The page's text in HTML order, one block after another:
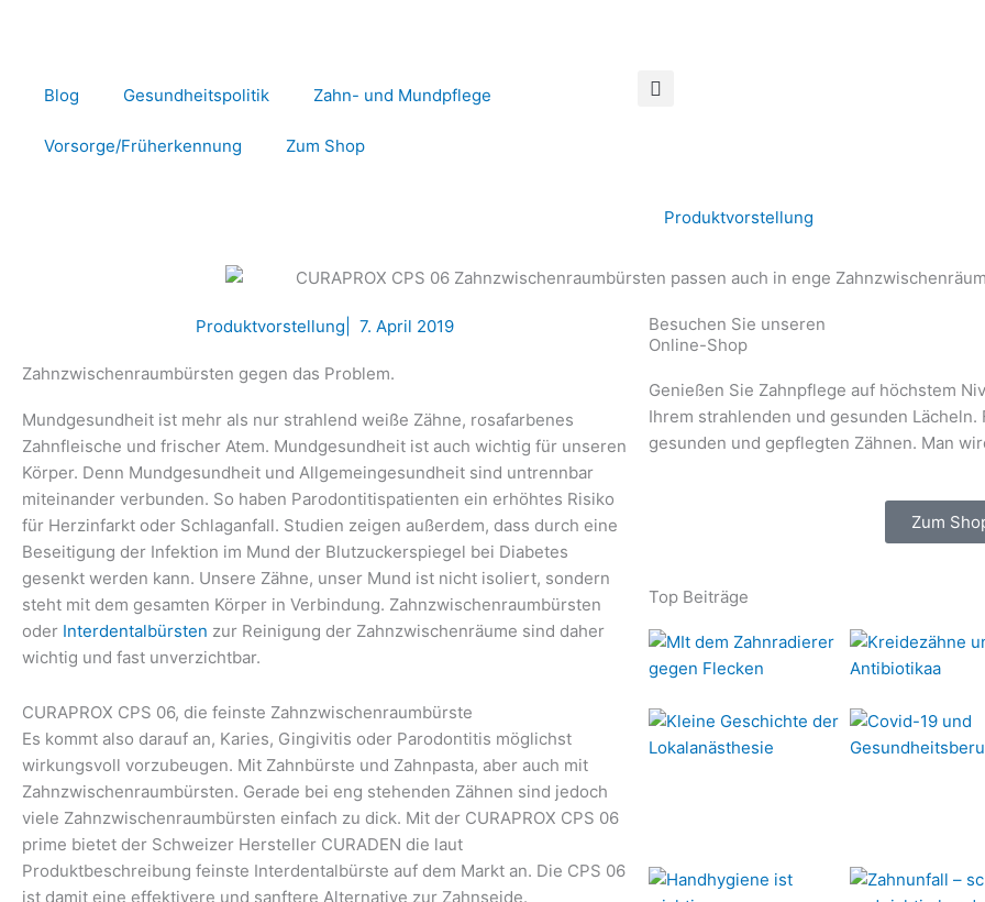
Blog
Gesundheitspolitik Zahn- und Mundpflege
Vorsorge/Früherkennung Zum Shop
Produktvorstellung
Produktvorstellung 7. April 2019
Zahnzwischenraumbürsten gegen das Problem.
Mundgesundheit ist mehr als nur strahlend weiße Zähne, rosafarbenes
Zahnfleische und frischer Atem. Mundgesundheit ist auch wichtig für unseren
Körper. Denn Mundgesundheit und Allgemeingesundheit sind untrennbar
miteinander verbunden. So haben Parodontitispatienten ein erhöhtes Risiko
für Herzinfarkt oder Schlaganfall. Studien zeigen außerdem, dass durch eine
Beseitigung der Infektion im Mund der Blutzuckerspiegel bei Diabetes
gesenkt werden kann. Unsere Zähne, unser Mund ist nicht isoliert, sondern
steht mit dem gesamten Körper in Verbindung. Zahnzwischenraumbürsten
oder Interdentalbürsten zur Reinigung der Zahnzwischenräume sind daher
wichtig und fast unverzichtbar.
CURAPROX CPS 06, die feinste Zahnzwischenraumbürste
Es kommt also darauf an, Karies, Gingivitis oder Parodontitis möglichst
wirkungsvoll vorzubeugen. Mit Zahnbürste und Zahnpasta, aber auch mit
Zahnzwischenraumbürsten. Gerade bei eng stehenden Zähnen sind jedoch
viele Zahnzwischenraumbürsten einfach zu dick. Mit der CURAPROX CPS 06
prime bietet der Schweizer Hersteller CURADEN die laut
Produktbeschreibung feinste Interdentalbürste auf dem Markt an. Die CPS 06
ist damit eine effektivere und sanftere Alternative zur Zahnseide.
Besuchen Sie unseren
Online-Shop
Genießen Sie Zahnpflege auf höchstem
Ihrem strahlenden und gesunden
gesunden und gepflegten Zähnen. Man
Zum
Top Beiträge